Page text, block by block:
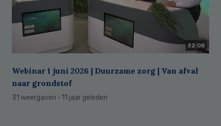
32:08
Webinar 1 juni 2026 | Duurzame zorg | Van afval
naar grondstof
31 weergaven · 11 jaar geleden